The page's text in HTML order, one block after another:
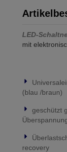
LED-
mit
(blau /braun)
geschützt
recovery